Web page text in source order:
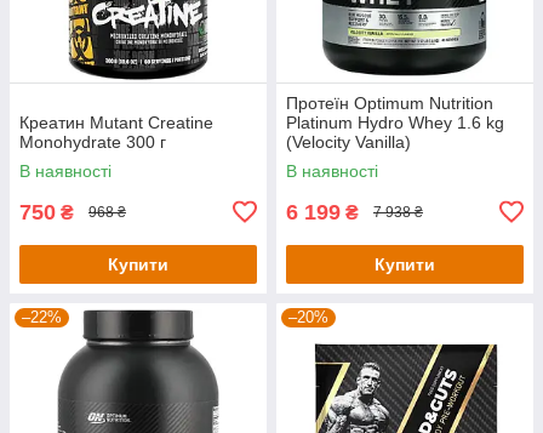
Креатин Mutant Creatine
Monohydrate 300 г
В наявності
750 ₴ 968 ₴
Купити
Протеїн Optimum Nutrition
Platinum Hydro Whey 1.6 kg
(Velocity Vanilla)
В наявності
6 199 ₴ 7 938 ₴
Купити
–22% –20%